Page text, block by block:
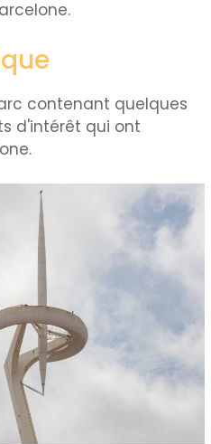
contenant quelques
d'intérêt qui ont